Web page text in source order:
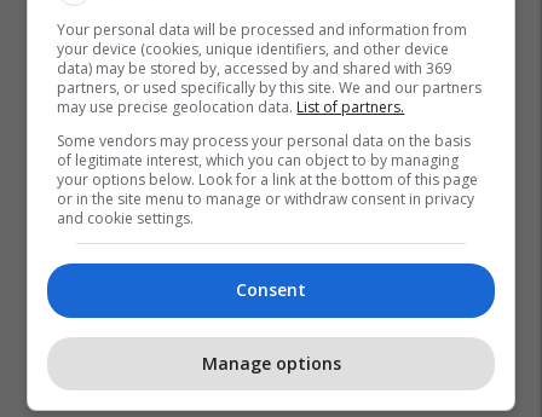
Your personal data will be processed and information from
your device (cookies, unique identifiers, and other device
data) may be stored by, accessed by and shared with 369
partners, or used specifically by this site. We and our partners
may use precise geolocation data. List of partners.
Some vendors may process your personal data on the basis
of legitimate interest, which you can object to by managing
your options below. Look for a link at the bottom of this page
or in the site menu to manage or withdraw consent in privacy
and cookie settings.
Consent
Manage options